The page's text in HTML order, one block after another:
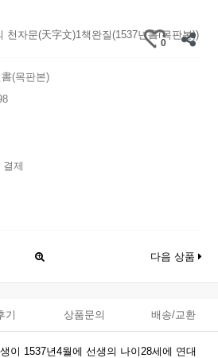
천자문(天字文)1책완질(1537년書(목판본))
0
(목판본)
결제
다음 상품
기 상품문의 배송/교환
이 1537년4월에 선생의 나이28세에 연대